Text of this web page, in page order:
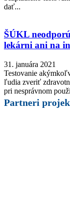
dať...
ŠÚKL
lekárni ani na
31. januára 2021
Testovanie
ľudia zveriť
pri nesprávnom
Partneri